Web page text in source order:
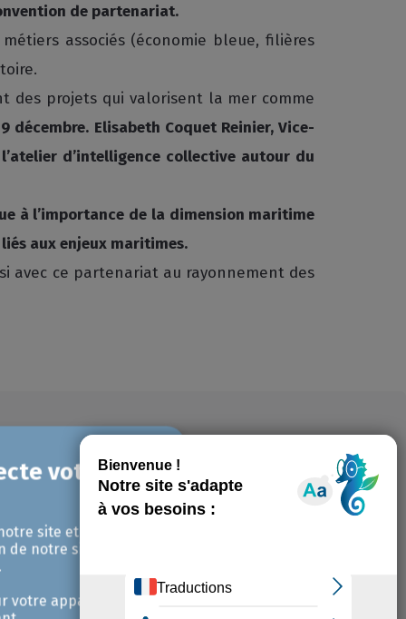
de partenariat.
associés (économie bleue, filières
des projets qui valorisent la mer comme
décembre. Elisabeth Coquet Reinier, Vice-
d’intelligence collective autour du
à l’importance de la dimension maritime
aux enjeux maritimes.
avec ce partenariat au rayonnement des
site et pour
notre site avec
votre appareil et /